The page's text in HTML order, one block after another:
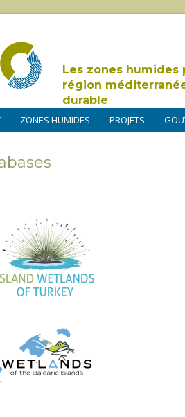
Les zones humides
région
durable
ZONES HUMIDES PROJETS